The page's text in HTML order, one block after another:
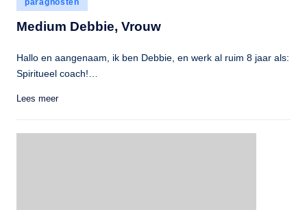
in
Medium Debbie, Vrouw
Hallo en aangenaam, ik ben Debbie, en werk al ruim 8 jaar als:
Spiritueel coach!…
Lees meer